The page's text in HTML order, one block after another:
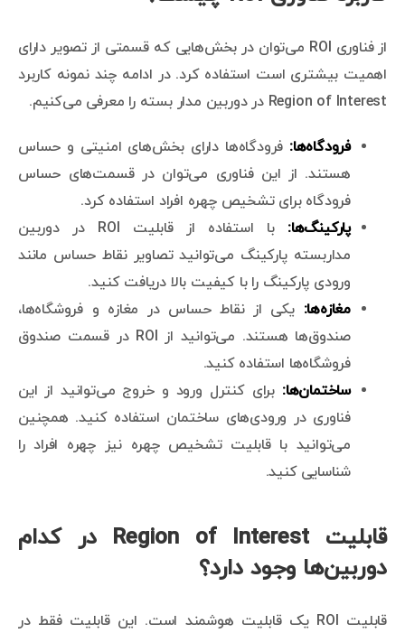
از فناوری ROI می‌توان در بخش‌هایی که قسمتی از تصویر دارای
اهمیت بیشتری است استفاده کرد. در ادامه چند نمونه کاربرد
Region of Interest در دوربین مدار بسته را معرفی می‌کنیم.
فرودگاه‌ها: فرودگاه‌ها دارای بخش‌های امنیتی و حساس
هستند. از این فناوری می‌توان در قسمت‌های حساس
فرودگاه برای تشخیص چهره افراد استفاده کرد.
پارکینگ‌ها:
با استفاده از قابلیت ROI در دوربین
مداربسته پارکینگ می‌توانید تصاویر نقاط حساس مانند
ورودی پارکینگ را با کیفیت بالا دریافت کنید.
مغازه‌ها: یکی از نقاط حساس در مغازه و فروشگاه‌ها،
صندوق‌ها هستند. می‌توانید از ROI در قسمت صندوق
فروشگاه‌ها استفاده کنید.
ساختمان‌ها: برای کنترل ورود و خروج می‌توانید از این
فناوری در ورودی‌های ساختمان استفاده کنید. همچنین
می‌توانید با قابلیت تشخیص چهره نیز چهره افراد را
شناسایی کنید.
قابلیت Region of Interest در کدام
دوربین‌ها وجود دارد؟
قابلیت ROI یک قابلیت هوشمند است. این قابلیت فقط در